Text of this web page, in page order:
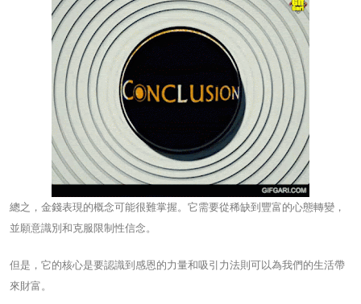
總之，金錢表現的概念可能很難掌握。它需要從稀缺到豐富的心態轉變，
並願意識別和克服限制性信念。
但是，它的核心是要認識到感恩的力量和吸引力法則可以為我們的生活帶
來財富。